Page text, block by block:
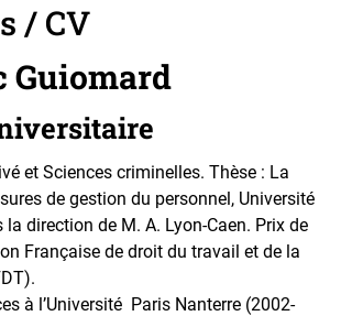
/ CV
Guiomard
et Sciences criminelles. Thèse : La
de gestion du personnel, Université
la direction de M. A. Lyon-Caen. Prix de
Française de droit du travail et de la
à l’Université Paris Nanterre (2002-